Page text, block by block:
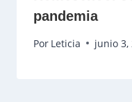
pandemia
Por Leticia junio 3,